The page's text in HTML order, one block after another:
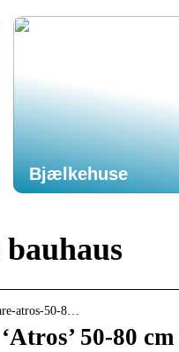
Bjælkehuse
atros-50-8…
50-80